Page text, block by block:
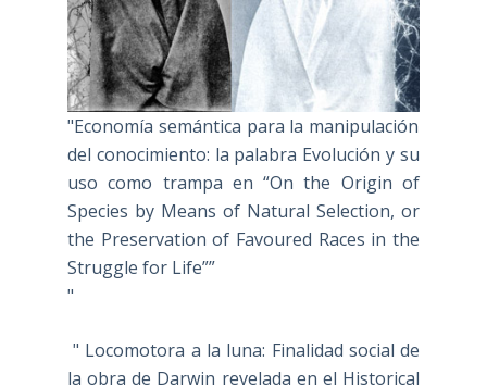
"Economía semántica para la manipulación
del conocimiento: la palabra Evolución y su
uso como trampa en “On the Origin of
Species by Means of Natural Selection, or
the Preservation of Favoured Races in the
Struggle for Life””
"
" Locomotora a la luna: Finalidad social de
la obra de Darwin revelada en el Historical